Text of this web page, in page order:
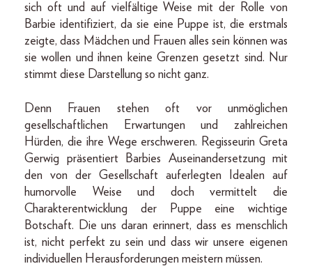
sich oft und auf vielfältige Weise mit der Rolle von
Barbie identifiziert, da sie eine Puppe ist, die erstmals
zeigte, dass Mädchen und Frauen alles sein können was
sie wollen und ihnen keine Grenzen gesetzt sind. Nur
stimmt diese Darstellung so nicht ganz.
Denn Frauen stehen oft vor unmöglichen
gesellschaftlichen Erwartungen und zahlreichen
Hürden, die ihre Wege erschweren. Regisseurin Greta
Gerwig präsentiert Barbies Auseinandersetzung mit
den von der Gesellschaft auferlegten Idealen auf
humorvolle Weise und doch vermittelt die
Charakterentwicklung der Puppe eine wichtige
Botschaft. Die uns daran erinnert, dass es menschlich
ist, nicht perfekt zu sein und dass wir unsere eigenen
individuellen Herausforderungen meistern müssen.